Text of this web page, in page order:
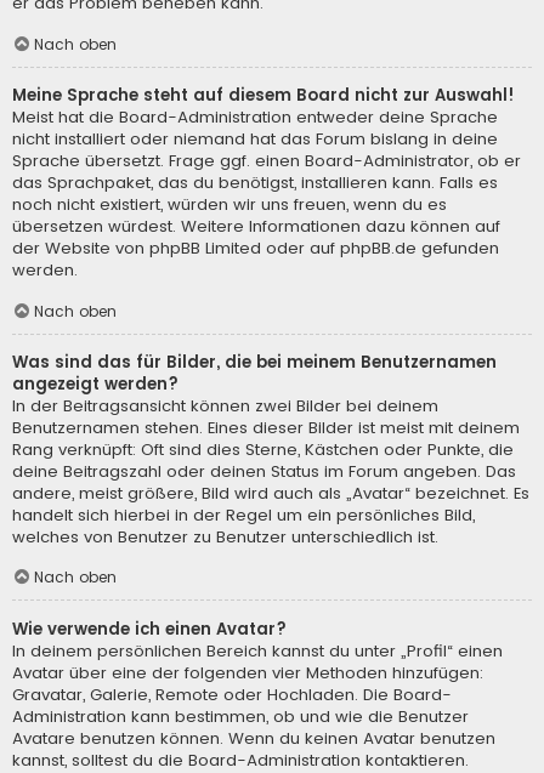
Nach oben
Meine Sprache steht auf diesem Board nicht zur Auswahl!
Meist hat die Board-Administration entweder deine Sprache
nicht installiert oder niemand hat das Forum bislang in deine
Sprache übersetzt. Frage ggf. einen Board-Administrator, ob er
das Sprachpaket, das du benötigst, installieren kann. Falls es
noch nicht existiert, würden wir uns freuen, wenn du es
übersetzen würdest. Weitere Informationen dazu können auf
der Website von phpBB Limited oder auf phpBB.de gefunden
werden.
Nach oben
Was sind das für Bilder, die bei meinem Benutzernamen
angezeigt werden?
In der Beitragsansicht können zwei Bilder bei deinem
Benutzernamen stehen. Eines dieser Bilder ist meist mit deinem
Rang verknüpft: Oft sind dies Sterne, Kästchen oder Punkte, die
deine Beitragszahl oder deinen Status im Forum angeben. Das
andere, meist größere, Bild wird auch als „Avatar“ bezeichnet. Es
handelt sich hierbei in der Regel um ein persönliches Bild,
welches von Benutzer zu Benutzer unterschiedlich ist.
Nach oben
Wie verwende ich einen Avatar?
In deinem persönlichen Bereich kannst du unter „Profil“ einen
Avatar über eine der folgenden vier Methoden hinzufügen:
Gravatar, Galerie, Remote oder Hochladen. Die Board-
Administration kann bestimmen, ob und wie die Benutzer
Avatare benutzen können. Wenn du keinen Avatar benutzen
kannst, solltest du die Board-Administration kontaktieren.